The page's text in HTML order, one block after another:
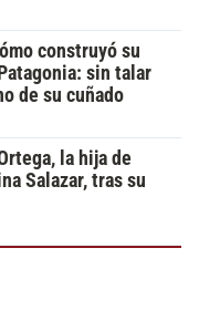
construyó su
sin talar
de su cuñado
la hija de
Salazar, tras su